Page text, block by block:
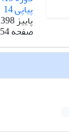
پیاپی 14
پاییز 1398
صفحه